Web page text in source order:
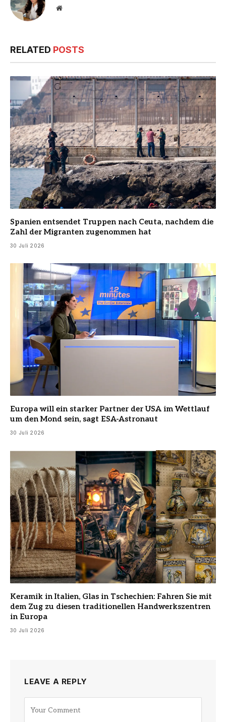
Website
RELATED POSTS
Spanien entsendet Truppen nach Ceuta, nachdem die
Zahl der Migranten zugenommen hat
30 Juli 2026
Europa will ein starker Partner der USA im Wettlauf
um den Mond sein, sagt ESA-Astronaut
30 Juli 2026
Keramik in Italien, Glas in Tschechien: Fahren Sie mit
dem Zug zu diesen traditionellen Handwerkszentren
in Europa
30 Juli 2026
LEAVE A REPLY